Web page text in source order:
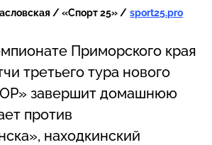
/ «Спорт 25» / sport25.pro
Приморского края
третьего тура нового
завершит домашнюю
против
находкинский